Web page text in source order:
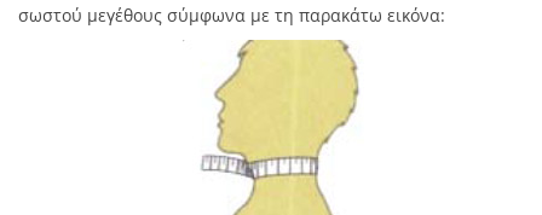
σωστού μεγέθους σύμφωνα με τη παρακάτω εικόνα: